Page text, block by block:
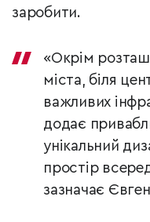
заробити.
«Окрім
міста, біля
важливих
додає
унікальний
простір
зазначає